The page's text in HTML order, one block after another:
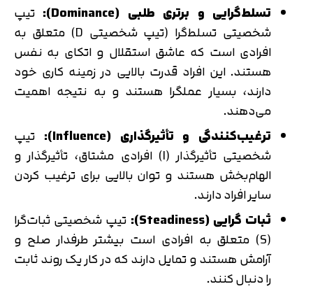
تسلط‌گرایی و برتری طلبی (Dominance):
تیپ
شخصیتی تسلط‌‌گرا (تیپ شخصیتی D) متعلق به
افرادی است که عاشق استقلال و اتکای به نفس
هستند. این افراد قدرت بالایی در زمینه کاری خود
دارند، بسیار عملگرا هستند و به نتیجه اهمیت
می‌دهند.
ترغیب‌کنندگی و تأثیرگذاری (Influence):
تیپ
شخصیتی تأثیرگذار (I) افرادی مشتاق، تأثیرگذار و
الهام‌بخش هستند و توان بالایی برای ترغیب کردن
سایر افراد دارند.
ثبات گرایی (Steadiness):
تیپ شخصیتی ثبات‌گرا
(S) متعلق به افرادی است بیشتر طرفدار صلح و
آرامش هستند و تمایل دارند که در کار یک روند ثابت
را دنبال کنند.